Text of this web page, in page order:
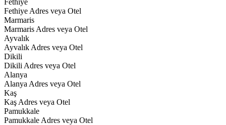
Fethiye Adres veya Otel
Marmaris
Marmaris Adres veya Otel
Ayvalık
Ayvalık Adres veya Otel
Dikili
Dikili Adres veya Otel
Alanya
Alanya Adres veya Otel
Kaş
Kaş Adres veya Otel
Pamukkale
Pamukkale Adres veya Otel